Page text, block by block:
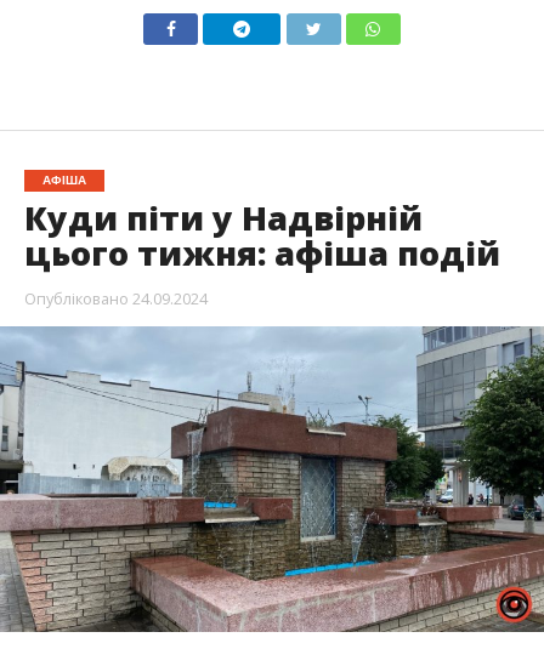
АФІША
Куди піти у Надвірній
цього тижня: афіша подій
Опубліковано 24.09.2024